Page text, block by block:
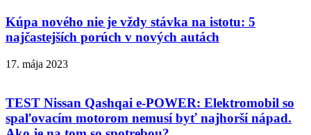
Kúpa nového nie je vždy stávka na istotu: 5
najčastejších porúch v nových autách
17. mája 2023
TEST Nissan Qashqai e-POWER: Elektromobil so
spaľovacím motorom nemusí byť najhorší nápad.